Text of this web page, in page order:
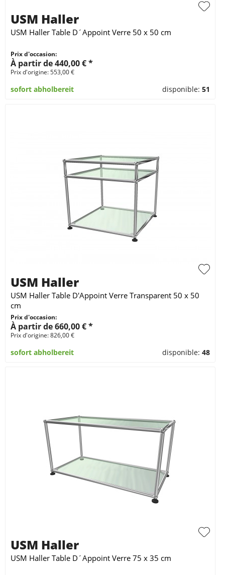
USM Haller
USM Haller Table D´Appoint Verre 50 x 50 cm
Prix d'occasion:
À partir de 440,00 € *
Prix d'origine: 553,00 €
sofort abholbereit disponible:51
USM Haller
USM Haller Table D'Appoint Verre Transparent 50 x 50
cm
Prix d'occasion:
À partir de 660,00 € *
Prix d'origine: 826,00 €
sofort abholbereit disponible:48
USM Haller
USM Haller Table D´Appoint Verre 75 x 35 cm